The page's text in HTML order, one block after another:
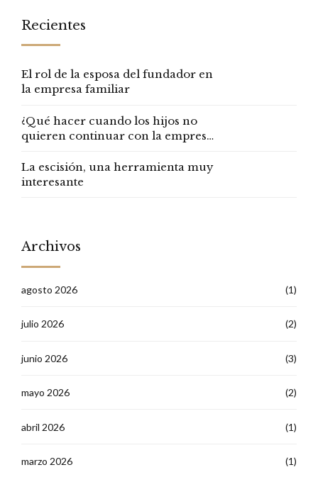
Recientes
El rol de la esposa del fundador en
la empresa familiar
¿Qué hacer cuando los hijos no
quieren continuar con la empresa
La escisión, una herramienta muy
interesante
Archivos
agosto 2026 (1)
julio 2026 (2)
junio 2026 (3)
mayo 2026 (2)
abril 2026 (1)
marzo 2026 (1)